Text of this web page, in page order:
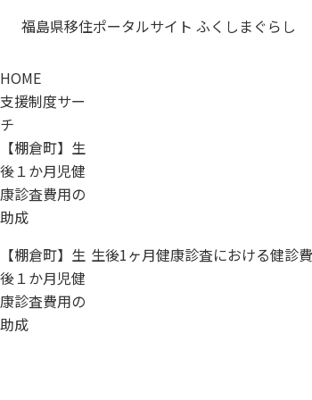
福島県移住ポータルサイト ふくしまぐらし
HOME
支援制度サー
チ
【棚倉町】生
後１か月児健
康診査費用の
助成
【棚倉町】生
後１か月児健
康診査費用の
助成
生後1ヶ月健康診査における健診